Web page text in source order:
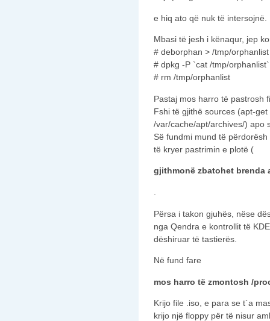
e hiq ato që nuk të intersojnë.
Mbasi të jesh i kënaqur, jep
# deborphan > /tmp/orphanlist
# dpkg -P `cat /tmp/orphanlist`
# rm /tmp/orphanlist
Pastaj mos harro të pastrosh
Fshi të gjithë sources (apt-
/var/cache/apt/archives/) apo
Së fundmi mund të
të kryer pastrimin e plotë (
gjithmonë zbatohet brenda
Përsa i takon gjuhës, nëse
nga Qendra e kontrollit të
dëshiruar të tastierës.
Në fund fare
mos harro të zmontosh /
Krijo file .iso, e para se t´a
krijo një floppy për të nisur